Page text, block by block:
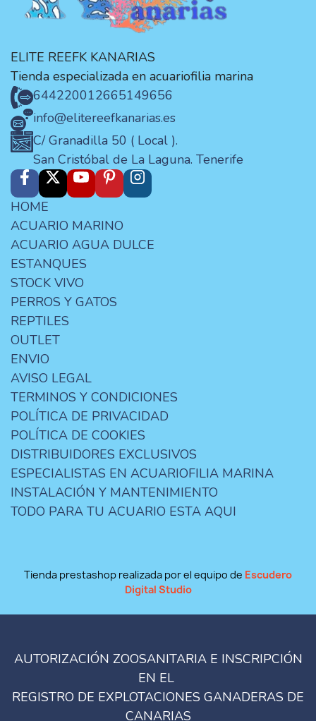
ELITE REEFK KANARIAS
Tienda especializada en acuariofilia marina
644220012665149656
info@elitereefkanarias.es
C/ Granadilla 50 ( Local ).
San Cristóbal de La Laguna. Tenerife
HOME
ACUARIO MARINO
ACUARIO AGUA DULCE
ESTANQUES
STOCK VIVO
PERROS Y GATOS
REPTILES
OUTLET
ENVIO
AVISO LEGAL
TERMINOS Y CONDICIONES
POLÍTICA DE PRIVACIDAD
POLÍTICA DE COOKIES
DISTRIBUIDORES EXCLUSIVOS
ESPECIALISTAS EN ACUARIOFILIA MARINA
INSTALACIÓN Y MANTENIMIENTO
TODO PARA TU ACUARIO ESTA AQUI
Tienda prestashop realizada por el equipo de Escudero
Digital Studio
AUTORIZACIÓN ZOOSANITARIA E INSCRIPCIÓN
EN EL
REGISTRO DE EXPLOTACIONES GANADERAS DE
CANARIAS